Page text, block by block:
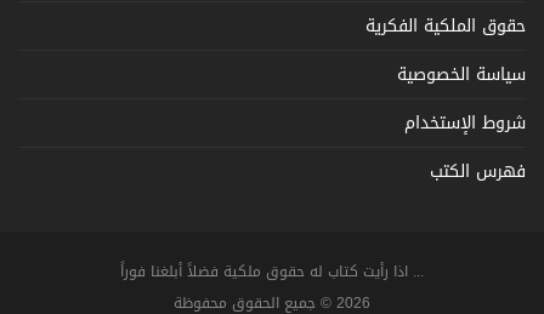
حقوق الملكية الفكرية
سياسة الخصوصية
شروط الإستخدام
فهرس الكتب
... اذا رأيت كتاب له حقوق ملكية فضلاً أبلغنا فوراً
2026 © جميع الحقوق محفوظة